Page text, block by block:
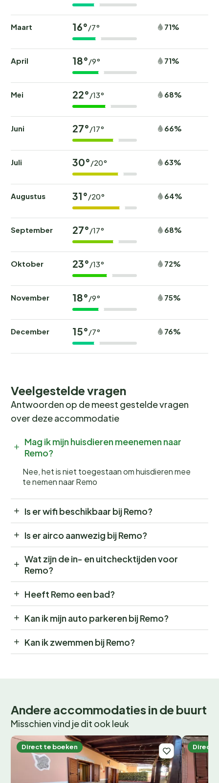
Maart 16° /7° 71%
April 18° /9° 71%
Mei 22° /13° 68%
Juni 27° /17° 66%
Juli 30° /20° 63%
Augustus 31° /20° 64%
September 27° /17° 68%
Oktober 23° /13° 72%
November 18° /9° 75%
December 15° /7° 76%
Veelgestelde vragen
Antwoorden op de meest gestelde vragen
over deze accommodatie
Mag ik mijn huisdieren meenemen naar
Remo?
Nee, het is niet toegestaan om huisdieren mee
te nemen naar Remo
Is er wifi beschikbaar bij Remo?
Is er airco aanwezig bij Remo?
Wat zijn de in- en uitchecktijden voor
Remo?
Heeft Remo een bad?
Kan ik mijn auto parkeren bij Remo?
Kan ik zwemmen bij Remo?
Andere accommodaties in de buurt
Misschien vind je dit ook leuk
Direct te boeken Direct